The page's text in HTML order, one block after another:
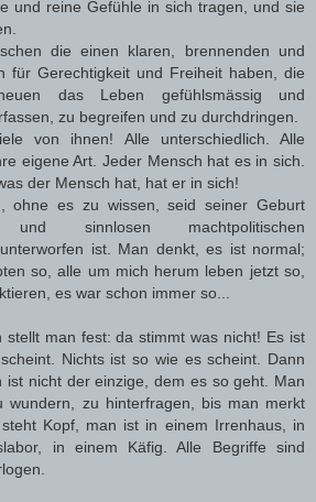
und reine Gefühle in sich tragen, und sie
die einen klaren, brennenden und
für Gerechtigkeit und Freiheit haben, die
das Leben gefühlsmässig und
zu begreifen und zu durchdringen.
von ihnen! Alle unterschiedlich. Alle
eigene Art. Jeder Mensch hat es in sich.
der Mensch hat, hat er in sich!
ohne es zu wissen, seid seiner Geburt
und sinnlosen machtpolitischen
ist. Man denkt, es ist normal;
so, alle um mich herum leben jetzt so,
es war schon immer so...
stellt man fest: da stimmt was nicht! Es ist
Nichts ist so wie es scheint. Dann
ist nicht der einzige, dem es so geht. Man
wundern, zu hinterfragen, bis man merkt
Kopf, man ist in einem Irrenhaus, in
in einem Käfig. Alle Begriffe sind